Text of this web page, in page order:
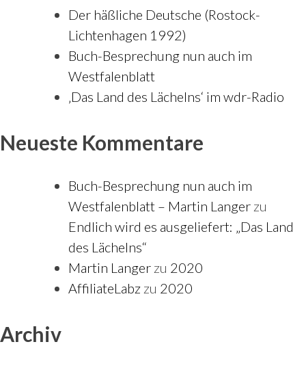
Der häßliche Deutsche (Rostock-
Lichtenhagen 1992)
Buch-Besprechung nun auch im
Westfalenblatt
‚Das Land des Lächelns‘ im wdr-Radio
Neueste Kommentare
Buch-Besprechung nun auch im
Westfalenblatt – Martin Langer zu
Endlich wird es ausgeliefert: „Das Land
des Lächelns“
Martin Langer zu 2020
AffiliateLabz zu 2020
Archiv